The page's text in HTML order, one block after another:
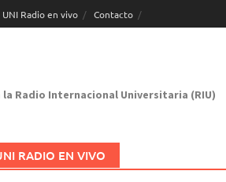
UNI Radio en vivo Contacto
la Radio Internacional Universitaria (RIU)
RADIO EN VIVO